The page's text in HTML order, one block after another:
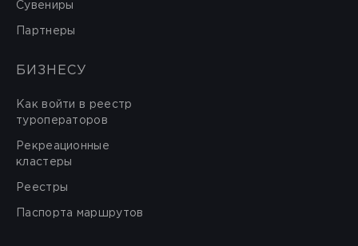
Сувениры
Партнеры
БИЗНЕСУ
Как войти в реестр
туроператоров
Рекреационные
кластеры
Реестры
Паспорта маршрутов